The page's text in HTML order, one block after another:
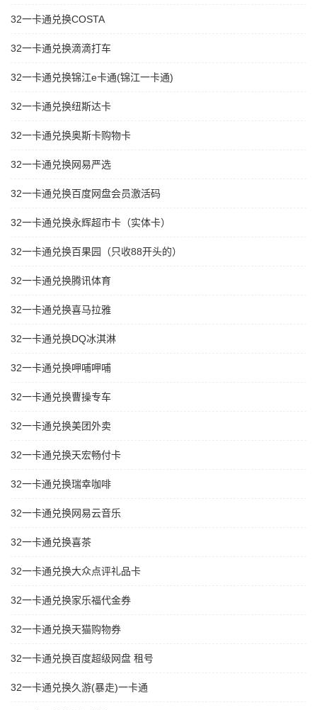
32一卡通兑换COSTA
32一卡通兑换滴滴打车
32一卡通兑换锦江e卡通(锦江一卡通)
32一卡通兑换纽斯达卡
32一卡通兑换奥斯卡购物卡
32一卡通兑换网易严选
32一卡通兑换百度网盘会员激活码
32一卡通兑换永辉超市卡（实体卡）
32一卡通兑换百果园（只收88开头的）
32一卡通兑换腾讯体育
32一卡通兑换喜马拉雅
32一卡通兑换DQ冰淇淋
32一卡通兑换呷哺呷哺
32一卡通兑换曹操专车
32一卡通兑换美团外卖
32一卡通兑换天宏畅付卡
32一卡通兑换瑞幸咖啡
32一卡通兑换网易云音乐
32一卡通兑换喜茶
32一卡通兑换大众点评礼品卡
32一卡通兑换家乐福代金券
32一卡通兑换天猫购物券
32一卡通兑换百度超级网盘 租号
32一卡通兑换久游(暴走)一卡通